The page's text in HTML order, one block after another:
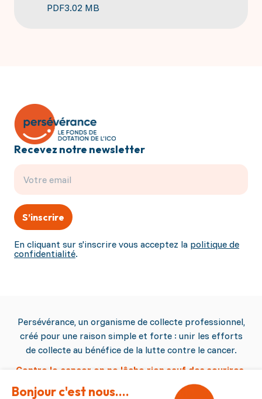
PDF3.02 MB
Recevez notre newsletter
En cliquant sur s'inscrire vous acceptez la politique de
confidentialité.
S’inscrire
Persévérance, un organisme de collecte professionnel,
créé pour une raison simple et forte : unir les efforts
de collecte au bénéfice de la lutte contre le cancer.
Contre le cancer on ne lâche rien sauf des sourires.